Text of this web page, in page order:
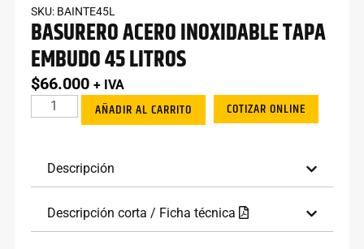
SKU: BAINTE45L
BASURERO ACERO INOXIDABLE TAPA
EMBUDO 45 LITROS
$66.000 + IVA
AÑADIR AL CARRITO COTIZAR ONLINE
Descripción
Descripción corta / Ficha técnica